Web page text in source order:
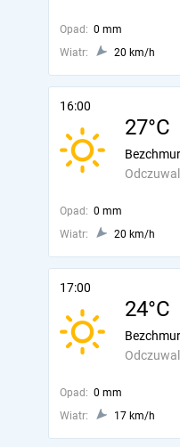
Opad: 0 mm
Wiatr:
20 km/h
16:00
27°C
Opad: 0 mm
Wiatr:
20 km/h
17:00
24°C
Opad: 0 mm
Wiatr:
17 km/h